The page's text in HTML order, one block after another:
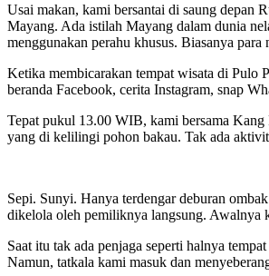
Usai makan, kami bersantai di saung depan
Mayang. Ada istilah Mayang dalam dunia
menggunakan perahu khusus. Biasanya
Ketika membicarakan tempat wisata di Pulo
beranda Facebook, cerita Instagram, snap
Tepat pukul 13.00 WIB, kami bersama
yang di kelilingi pohon bakau. Tak ada
Sepi. Sunyi. Hanya terdengar deburan
dikelola oleh pemiliknya langsung. Awalnya
Saat itu tak ada penjaga seperti halnya
Namun, tatkala kami masuk dan